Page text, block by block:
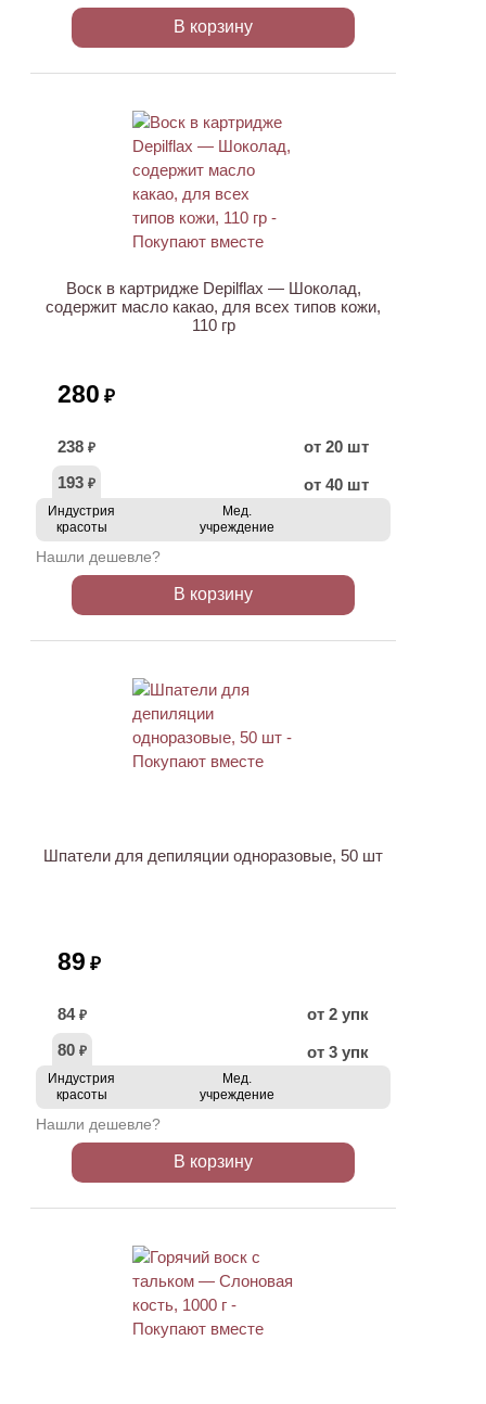
В корзину
Воск в картридже Depilflax — Шоколад,
содержит масло какао, для всех типов кожи,
110 гр
280 ₽
238 ₽
от 20 шт
193 ₽ от 40 шт
Индустрия
красоты
Мед.
учреждение
Нашли дешевле?
В корзину
Шпатели для депиляции одноразовые, 50 шт
89 ₽
84 ₽
от 2 упк
80 ₽ от 3 упк
Индустрия
красоты
Мед.
учреждение
Нашли дешевле?
В корзину